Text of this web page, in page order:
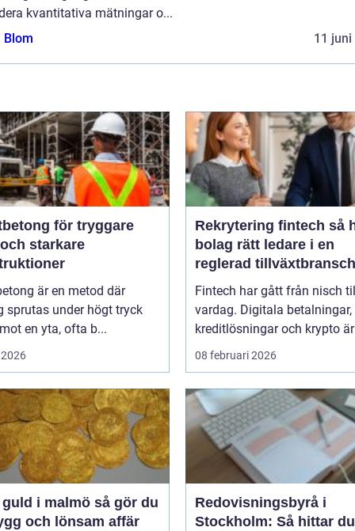
kvantitativa mätningar o...
Blom
11 juni
för tryggare
starkare
är en metod där
sprutas under högt tryck
en yta, ofta b...
Rekrytering fintech så hittar
bolag rätt ledare i en
reglerad tillväxtbransch
Fintech har gått från nisch
vardag. Digitala betalningar,
kreditlösningar och krypto
08 februari 2026
i malmö så gör du
och lönsam affär
Redovisningsbyrå i
Stockholm: Så hittar